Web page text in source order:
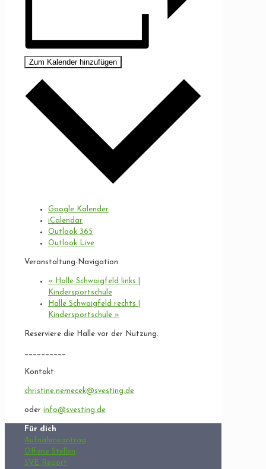
Zum Kalender hinzufügen
Google Kalender
iCalendar
Outlook 365
Outlook Live
Veranstaltung-Navigation
« Halle Schwaigfeld links |
Kindersportschule
Halle Schwaigfeld rechts |
Kindersportschule »
Reserviere die Halle vor der Nutzung.
__________
Kontakt:
christine.nemecek@svesting.de
oder info@svesting.de
Für dich
Aufnahmeantrag
Offene Stellen
SVE Report